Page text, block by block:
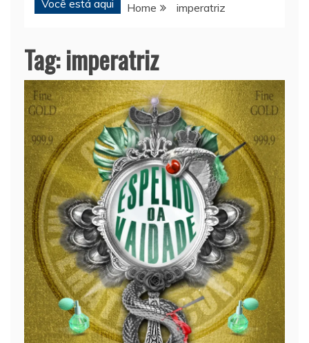
Você está aqui Home imperatriz
Tag:imperatriz